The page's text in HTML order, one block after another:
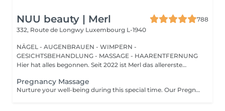
NUU beauty | Merl
788
332, Route de Longwy Luxembourg L-1940
NÄGEL - AUGENBRAUEN - WIMPERN -
GESICHTSBEHANDLUNG - MASSAGE - HAARENTFERNUNG
Hier hat alles begonnen. Seit 2022 ist Merl das allererste
Pregnancy Massage
Nurture your well-being during this special time. Our Pregnancy Massage is a gentle, relaxing treatment designed to reduce muscle tension, improve circulation, and ease discomfort commonly experienced during pregnancy. Soft, flowing techniques and comfortable side-lying positioning provide deep relaxation without placing pressure on the abdomen. Hypoallergenic, unscented oils are used to care for sensitive skin and maintain comfort throughout the session. This massage helps relieve tension in the lower back and shoulders, reduces swelling and heaviness in the legs, improves overall circulation, and promotes a sense of ease and balance in the body. This treatment is performed only with the approval of your doctor.